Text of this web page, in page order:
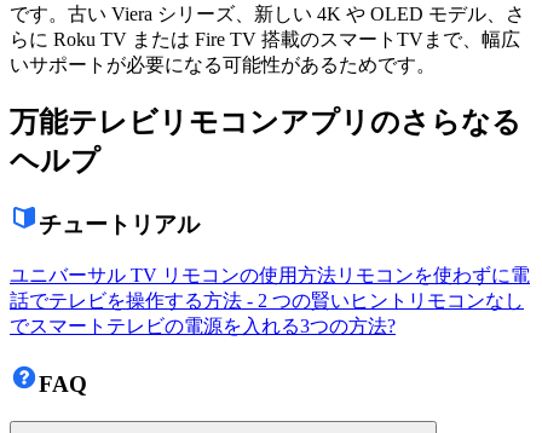
です。古い Viera シリーズ、新しい 4K や OLED モデル、さ
らに Roku TV または Fire TV 搭載のスマートTVまで、幅広
いサポートが必要になる可能性があるためです。
万能テレビリモコンアプリのさらなる
ヘルプ
チュートリアル
ユニバーサル TV リモコンの使用方法リモコンを使わずに電
話でテレビを操作する方法 - 2 つの賢いヒント リモコンなし
でスマートテレビの電源を入れる3つの方法?
FAQ